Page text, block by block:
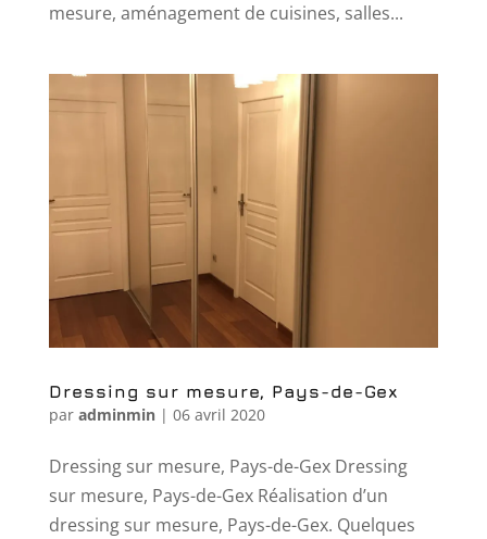
mesure, aménagement de cuisines, salles...
Dressing sur mesure, Pays-de-Gex
par adminmin| 06 avril 2020
Dressing sur mesure, Pays-de-Gex Dressing
sur mesure, Pays-de-Gex Réalisation d’un
dressing sur mesure, Pays-de-Gex. Quelques